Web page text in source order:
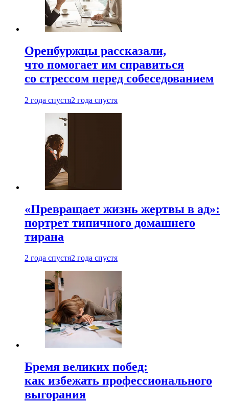
Оренбуржцы рассказали,
что помогает им справиться
со стрессом перед собеседованием
2 года спустя2 года спустя
«Превращает жизнь жертвы в ад»:
портрет типичного домашнего
тирана
2 года спустя2 года спустя
Бремя великих побед:
как избежать профессионального
выгорания